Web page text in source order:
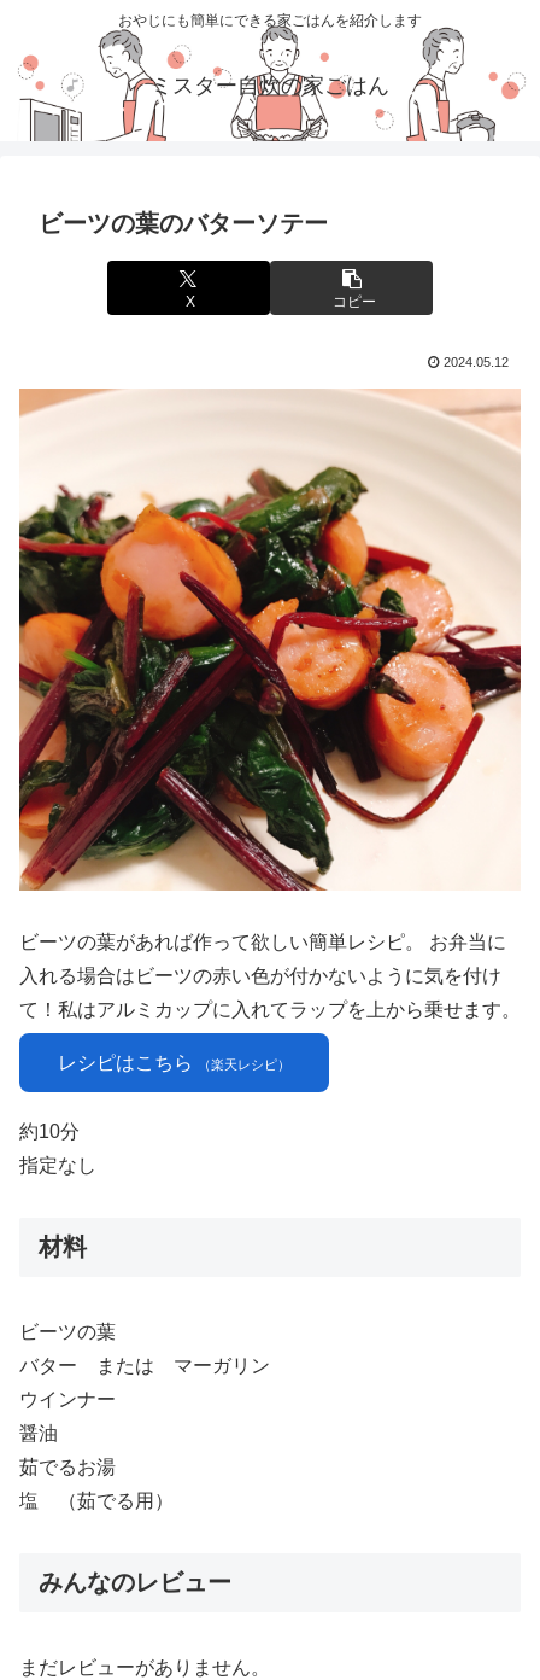
おやじにも簡単にできる家ごはんを紹介します
ミスター自炊の家ごはん
ビーツの葉のバターソテー
X コピー
2024.05.12
ビーツの葉があれば作って欲しい簡単レシピ。 お弁当に
入れる場合はビーツの赤い色が付かないように気を付け
て！私はアルミカップに入れてラップを上から乗せます。
レシピはこちら （楽天レシピ）
約10分
指定なし
材料
ビーツの葉
バター または マーガリン
ウインナー
醤油
茹でるお湯
塩 （茹でる用）
みんなのレビュー
まだレビューがありません。